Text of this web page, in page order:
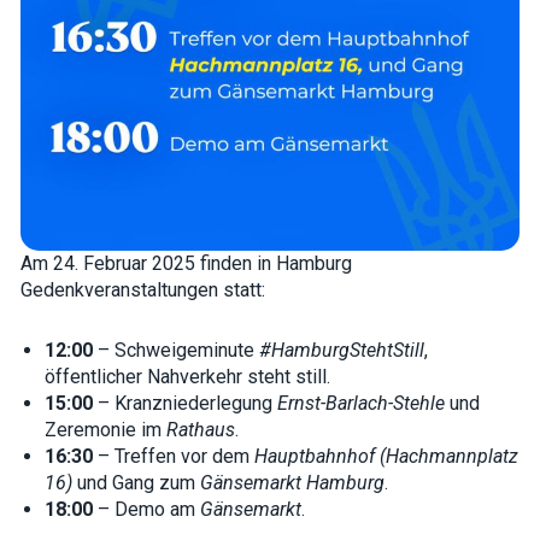
Am 24. Februar 2025 finden in Hamburg
Gedenkveranstaltungen statt:
12:00 – Schweigeminute#HamburgStehtStill,
öffentlicher Nahverkehr steht still.
15:00 – KranzniederlegungErnst-Barlach-Stehle und
Zeremonie imRathaus.
16:30 – Treffen vor demHauptbahnhof (Hachmannplatz
16) und Gang zum Gänsemarkt Hamburg.
18:00 – Demo am Gänsemarkt.
website is
used.
In order for
our website
visit. If you
functionality
will
disappear
from the
Marketing